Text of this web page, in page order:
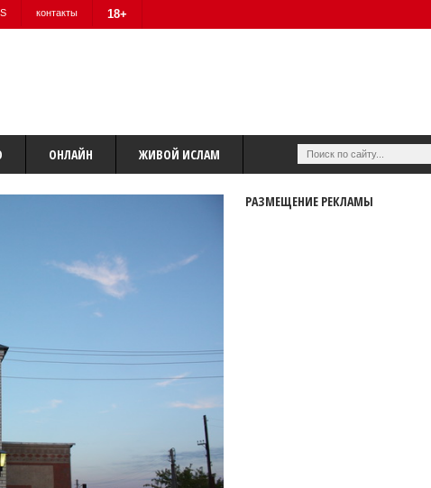
контакты 18+
ОНЛАЙН ЖИВОЙ ИСЛАМ
РАЗМЕЩЕНИЕ РЕКЛАМЫ